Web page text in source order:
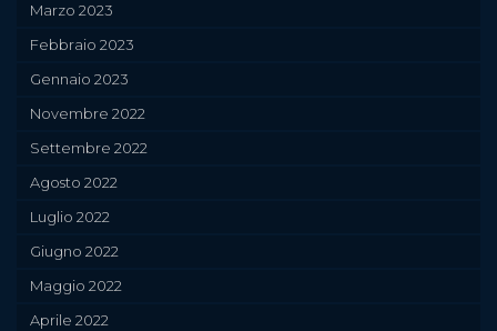
Marzo 2023
Febbraio 2023
Gennaio 2023
Novembre 2022
Settembre 2022
Agosto 2022
Luglio 2022
Giugno 2022
Maggio 2022
Aprile 2022